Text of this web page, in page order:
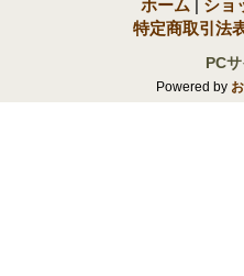
ホーム | ショ
特定商取引法
PCサ
Powered by